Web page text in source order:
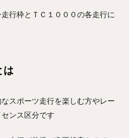
行枠とＴＣ１０００の各走行に
は
スポーツ走行を楽しむ方やレー
ンス区分です